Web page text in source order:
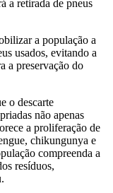
a retirada de pneus
a população a
usados, evitando a
a preservação do
o descarte
não apenas
a proliferação de
chikungunya e
compreenda a
resíduos,